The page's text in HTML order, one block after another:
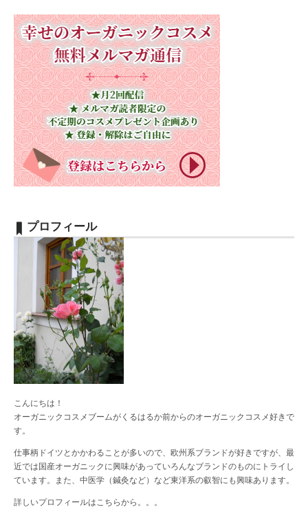
プロフィール
こんにちは！
オーガニックコスメブームがくるはるか前からのオーガニックコスメ好きで
す。
仕事柄ドイツとかかわることが多いので、欧州系ブランドが好きですが、最
近では国産オーガニックに興味があっていろんなブランドのものにトライし
ています。また、中医学（鍼灸など）など東洋系の叡智にも興味あります。
詳しいプロフィールはこちらから。。。